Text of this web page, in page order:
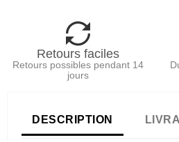
Retours faciles
Retours possibles pendant 14
jours
DESCRIPTION